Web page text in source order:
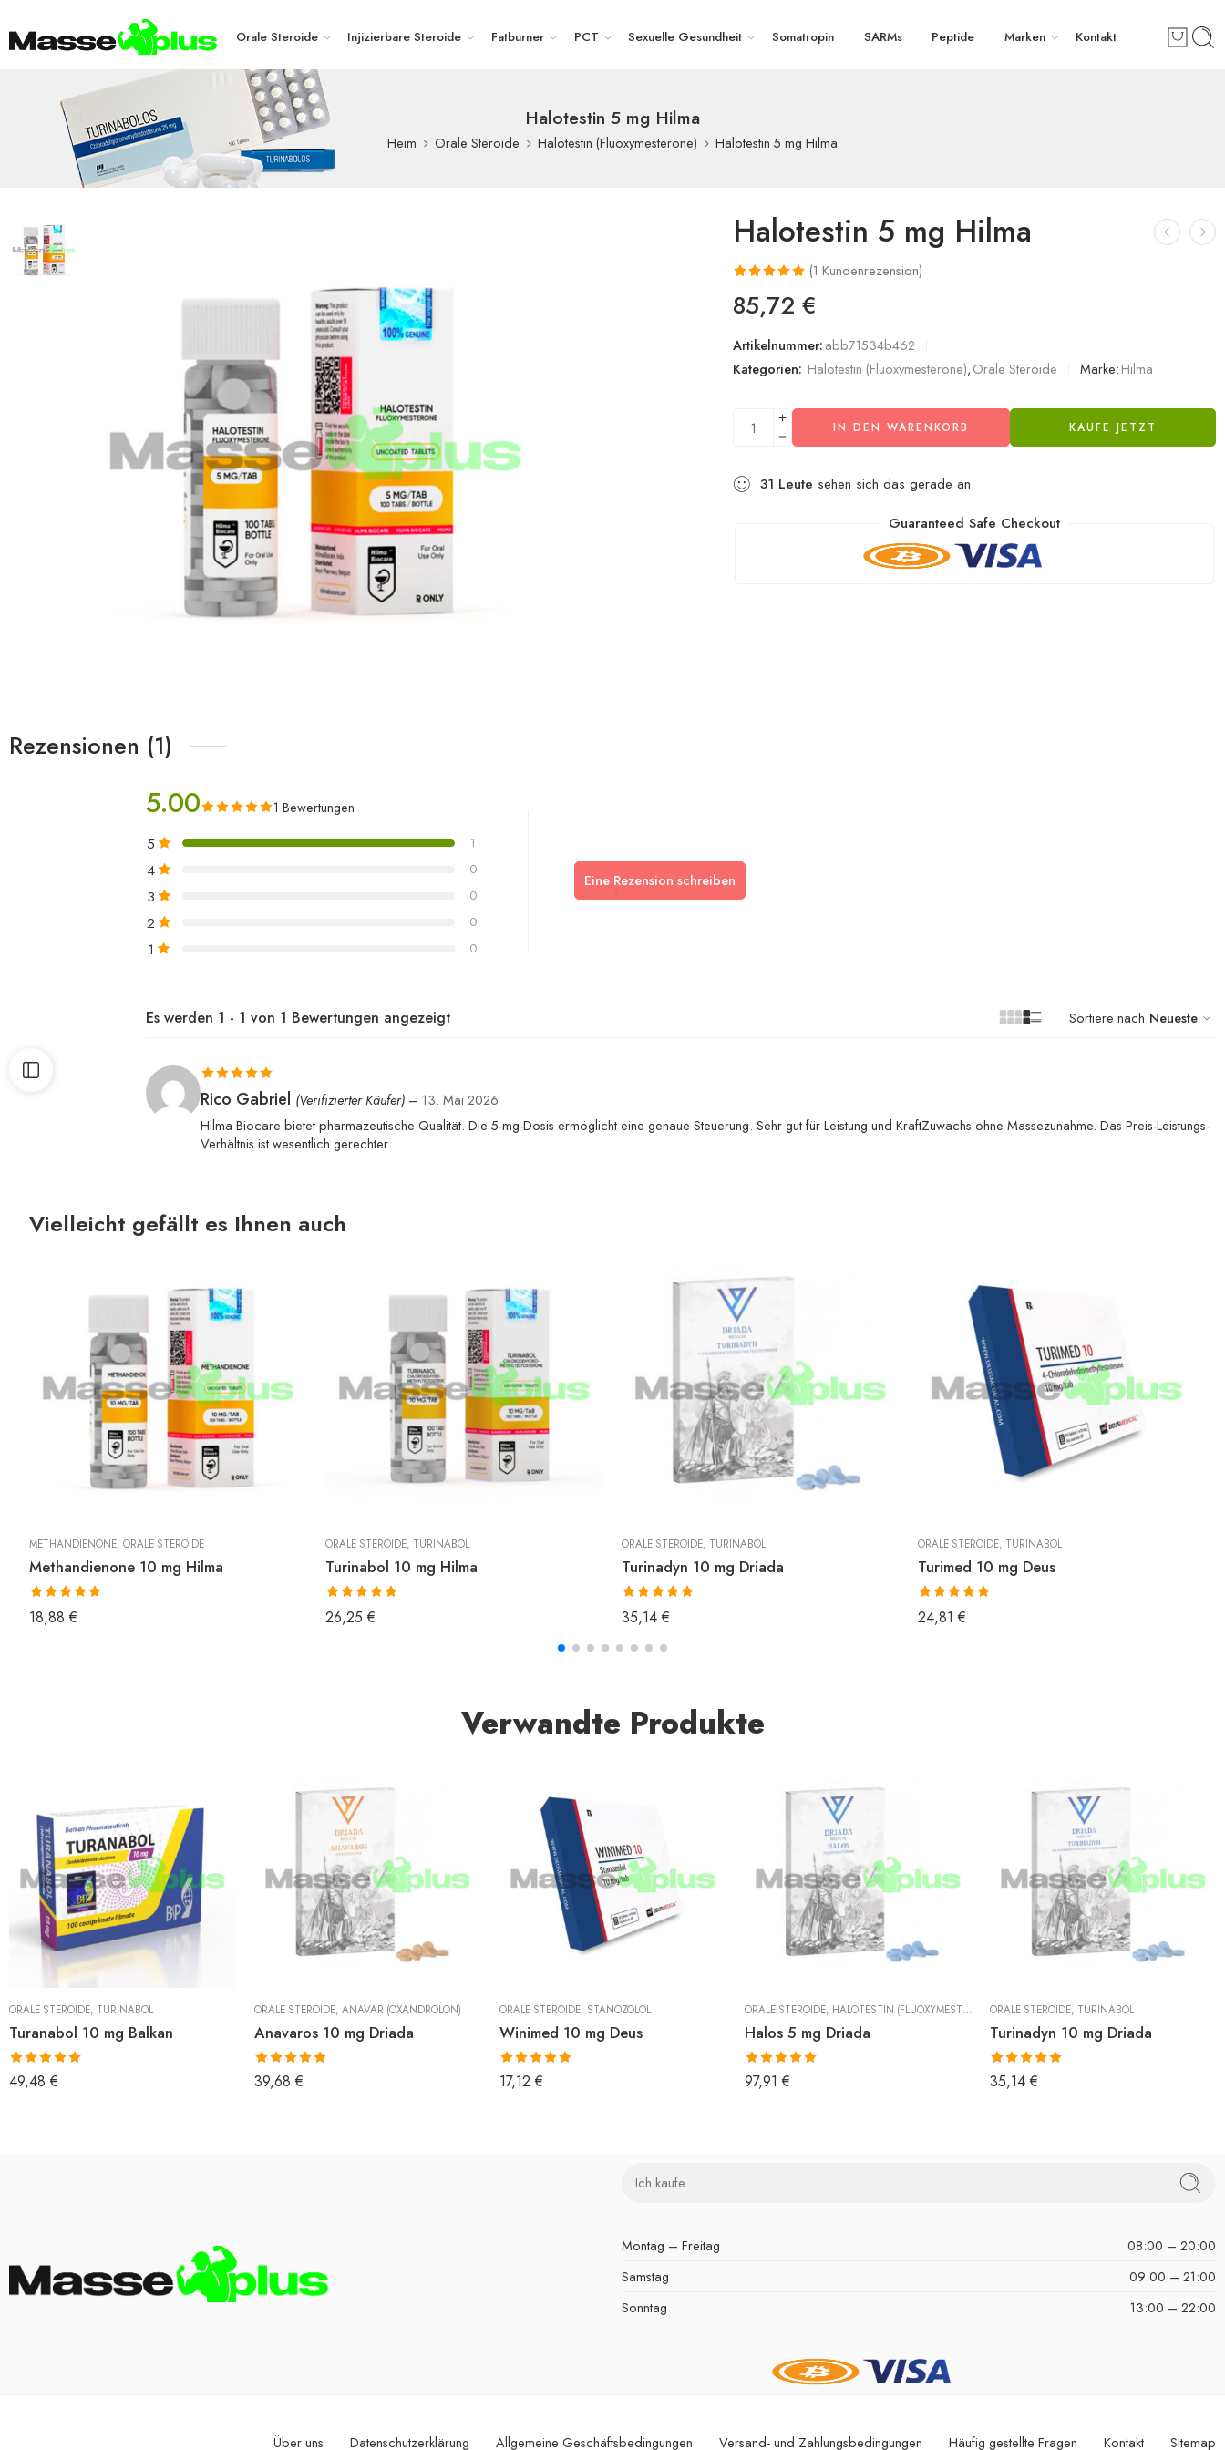
Orale Steroide Injizierbare Steroide Fatburner PCT Sexuelle Gesundheit Somatropin SARMs Peptide Marken Kontakt
Halotestin 5 mg Hilma
Heim Orale Steroide Halotestin (Fluoxymesterone) Halotestin 5 mg Hilma
Halotestin 5 mg Hilma
Bewertet mit
5.00von 5,
basierend
auf
1
Kundenbewertung
(1 Kundenrezension)
85,72 €
Artikelnummer:abb71534b462
Kategorien: Halotestin (Fluoxymesterone),Orale Steroide Marke:Hilma
IN DEN WARENKORB KAUFE JETZT
31 Leute sehen sich das gerade an
Guaranteed Safe Checkout
Rezensionen (1)
5.00 1 Bewertungen
5 1
4 0
3 0
2 0
1 0
Eine Rezension schreiben
Es werden 1 - 1 von 1 Bewertungen angezeigt Sortiere nach Neueste
Bewertet mit
5von 5
Rico Gabriel (Verifizierter Käufer) – 13. Mai 2026
Hilma Biocare bietet pharmazeutische Qualität. Die 5-mg-Dosis ermöglicht eine genaue Steuerung. Sehr gut für Leistung und KraftZuwachs ohne Massezunahme. Das Preis-Leistungs-
Verhältnis ist wesentlich gerechter.
Vielleicht gefällt es Ihnen auch
METHANDIENONE, ORALE STEROIDE
Methandienone 10 mg Hilma
Bewertet mit
5.00von 5
18,88 €
ORALE STEROIDE, TURINABOL
Turinabol 10 mg Hilma
Bewertet mit
5.00von 5
26,25 €
ORALE STEROIDE, TURINABOL
Turinadyn 10 mg Driada
Bewertet mit
5.00von 5
35,14 €
ORALE STEROIDE, TURINABOL
Turimed 10 mg Deus
Bewertet mit
5.00von 5
24,81 €
Verwandte Produkte
ORALE STEROIDE, TURINABOL
Turanabol 10 mg Balkan
Bewertet mit
5.00von 5
49,48 €
ORALE STEROIDE, ANAVAR (OXANDROLON)
Anavaros 10 mg Driada
Bewertet mit
5.00von 5
39,68 €
ORALE STEROIDE, STANOZOLOL
Winimed 10 mg Deus
Bewertet mit
5.00von 5
17,12 €
ORALE STEROIDE, HALOTESTIN (FLUOXYMESTERONE)
Halos 5 mg Driada
Bewertet mit
5.00von 5
97,91 €
ORALE STEROIDE, TURINABOL
Turinadyn 10 mg Driada
Bewertet mit
5.00von 5
35,14 €
Montag – Freitag
08:00 – 20:00
Samstag
09:00 – 21:00
Sonntag
13:00 – 22:00
Über uns Datenschutzerklärung Allgemeine Geschäftsbedingungen Versand- und Zahlungsbedingungen Häufig gestellte Fragen Kontakt Sitemap